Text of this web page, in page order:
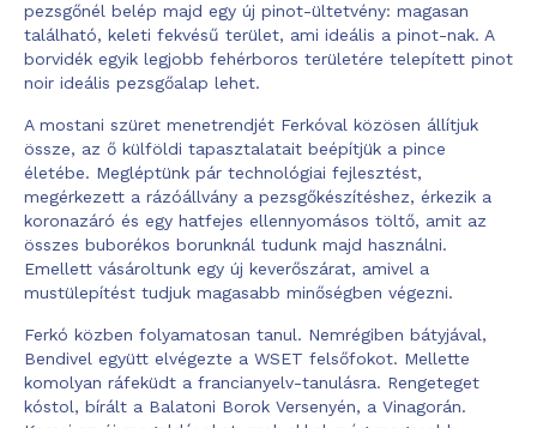
pezsgőnél belép majd egy új pinot-ültetvény: magasan
található, keleti fekvésű terület, ami ideális a pinot-nak. A
borvidék egyik legjobb fehérboros területére telepített pinot
noir ideális pezsgőalap lehet.
A mostani szüret menetrendjét Ferkóval közösen állítjuk
össze, az ő külföldi tapasztalatait beépítjük a pince
életébe. Megléptünk pár technológiai fejlesztést,
megérkezett a rázóállvány a pezsgőkészítéshez, érkezik a
koronazáró és egy hatfejes ellennyomásos töltő, amit az
összes buborékos borunknál tudunk majd használni.
Emellett vásároltunk egy új keverőszárat, amivel a
mustülepítést tudjuk magasabb minőségben végezni.
Ferkó közben folyamatosan tanul. Nemrégiben bátyjával,
Bendivel együtt elvégezte a WSET felsőfokot. Mellette
komolyan ráfeküdt a francianyelv-tanulásra. Rengeteget
kóstol, bírált a Balatoni Borok Versenyén, a Vinagorán.